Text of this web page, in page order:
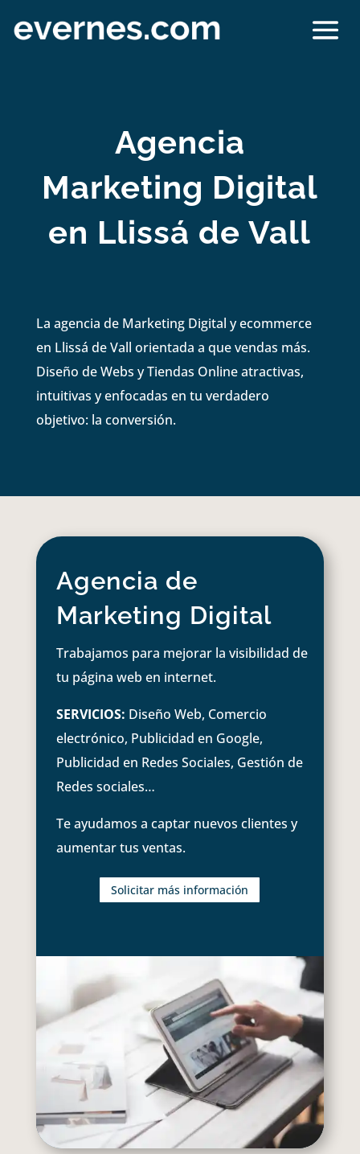
Agencia
Marketing Digital
en Llissá de Vall
La agencia de Marketing Digital y ecommerce
en Llissá de Vall orientada a que vendas más.
Diseño de Webs y Tiendas Online atractivas,
intuitivas y enfocadas en tu verdadero
objetivo: la conversión.
Agencia de
Marketing Digital
Trabajamos para mejorar la visibilidad de
tu página web en internet.
SERVICIOS: Diseño Web, Comercio
electrónico, Publicidad en Google,
Publicidad en Redes Sociales, Gestión de
Redes sociales…
Te ayudamos a captar nuevos clientes y
aumentar tus ventas.
Solicitar más información